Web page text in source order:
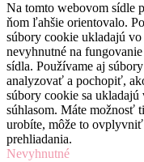
Na tomto webovom sídle
ňom ľahšie orientovalo.
súbory cookie ukladajú
nevyhnutné na
sídla. Používame aj
analyzovať a pochopiť,
súbory cookie sa
súhlasom. Máte možnosť
urobíte, môže to
prehliadania.
Nevyhnutné